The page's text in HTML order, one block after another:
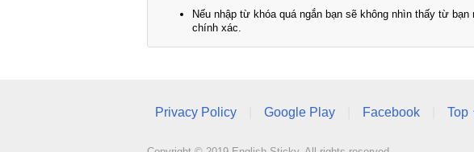
Nếu nhập từ khóa quá ngắn bạn sẽ không nhìn thấy từ
chính xác.
Privacy Policy Google Play Facebook Top